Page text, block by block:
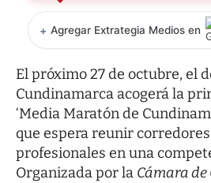
+ Agregar Extrategia Medios en
El próximo 27 de octubre, el
Cundinamarca acogerá la
‘Media Maratón de
que espera reunir
profesionales en una
Organizada por la Cámara de